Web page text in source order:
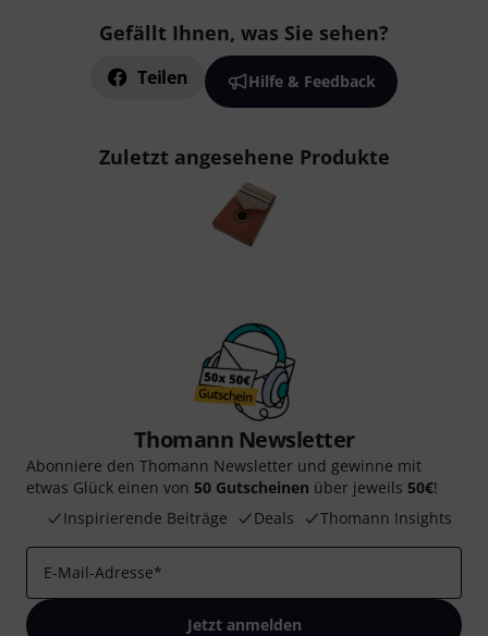
Gefällt Ihnen, was Sie sehen?
Teilen Hilfe & Feedback
Zuletzt angesehene Produkte
Thomann Newsletter
Abonniere den Thomann Newsletter und gewinne mit
etwas Glück einen von 50 Gutscheinen über jeweils 50€!
Inspirierende Beiträge
Deals Thomann Insights
E-Mail-Adresse*
Jetzt anmelden